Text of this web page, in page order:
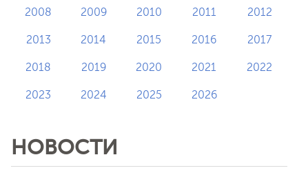
2008 2009 2010 2011 2012
2013 2014 2015 2016 2017
2018 2019 2020 2021 2022
2023 2024 2025 2026
НОВОСТИ